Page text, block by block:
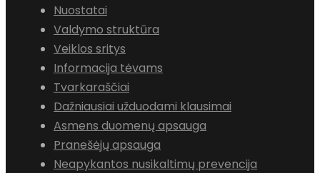
Nuostatai
Valdymo struktūra
Veiklos sritys
Informacija tėvams
Tvarkaraščiai
Dažniausiai užduodami klausimai
Asmens duomenų apsauga
Pranešėjų apsauga
Neapykantos nusikaltimų prevencija